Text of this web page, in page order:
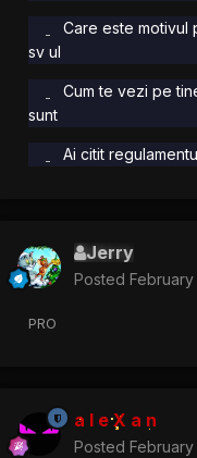
Care este motivul
sv ul
Cum te vezi pe
sunt
Ai citit
Jerry
Posted
PRO
a l e X a n
Posted